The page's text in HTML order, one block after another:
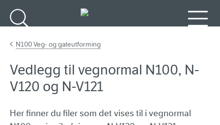
N100 Veg- og gateutforming
Vedlegg til vegnormal N100, N-
V120 og N-V121
Her finner du filer som det vises til i vegnormal